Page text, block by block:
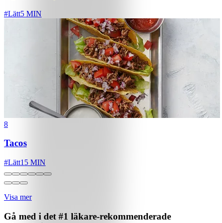
#Lätt5 MIN
8
Tacos
#Lätt15 MIN
Visa mer
Gå med i det #1 läkare-rekommenderade